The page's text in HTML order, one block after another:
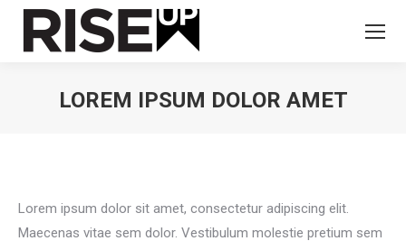
LOREM IPSUM DOLOR AMET
Lorem ipsum dolor sit amet, consectetur adipiscing elit.
Maecenas vitae sem dolor. Vestibulum molestie pretium sem